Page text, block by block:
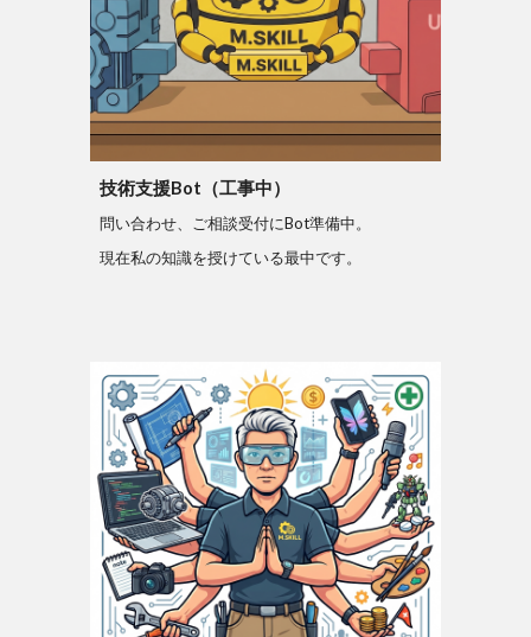
技術支援Bot（工事中）
問い合わせ、ご相談受付にBot準備中。
現在私の知識を授けている最中です。